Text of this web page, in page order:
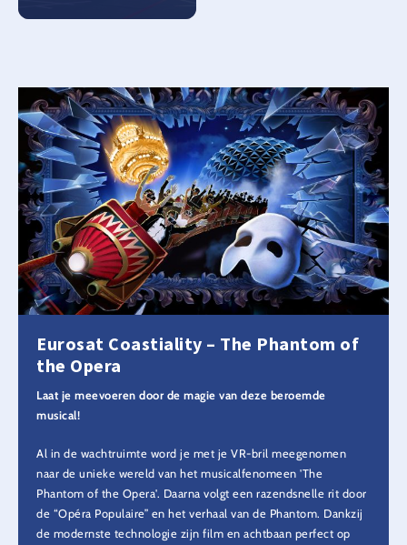
Eurosat Coastiality – The Phantom of
the Opera
Laat je meevoeren door de magie van deze beroemde
musical!
Al in de wachtruimte word je met je VR-bril meegenomen
naar de unieke wereld van het musicalfenomeen 'The
Phantom of the Opera'. Daarna volgt een razendsnelle rit door
de “Opéra Populaire” en het verhaal van de Phantom. Dankzij
de modernste technologie zijn film en achtbaan perfect op